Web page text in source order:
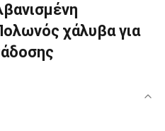
χάλυβα για